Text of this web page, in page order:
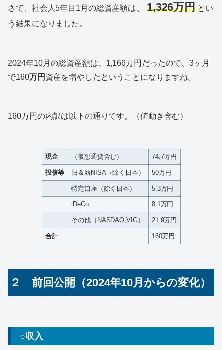
さて、社会人5年目1月の総資産額は、 1,326万円 とい
う結果になりました。
2024年10月の総資産額は、1,166万円だったので、3ヶ月
で160万円 資産を増やしたということになりますね。
160万円の内訳は以下の通りです。（値動き含む）
現金 （仮想通貨含む） 74.7万円
投信等 旧＆新NISA（除く日本） 50万円
特定口座（除く日本） 5.3万円
iDeCo 8.1万円
その他（NASDAQ,VIG） 21.9万円
合計 160万円
２ 前回公開（2024年10月からの変化）
○収入